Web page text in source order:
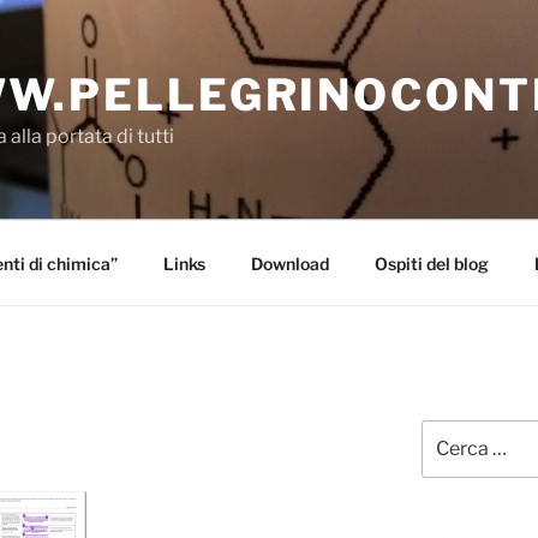
alla portata di tutti
di chimica” Links Download Ospiti del blog